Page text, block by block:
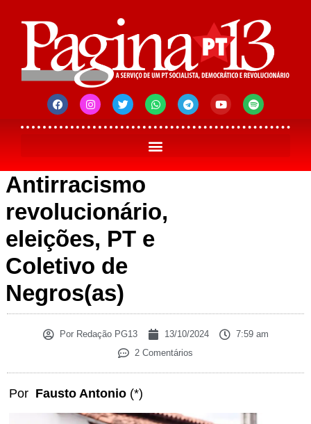
Antirracismo
revolucionário,
eleições, PT e
Coletivo de
Negros(as)
PorRedação PG13 13/10/2024
7:59 am
2 Comentários
Por Fausto Antonio (*)